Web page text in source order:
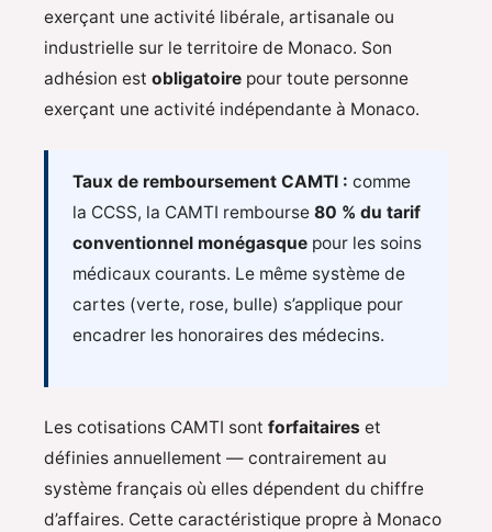
exerçant une activité libérale, artisanale ou
industrielle sur le territoire de Monaco. Son
adhésion est obligatoire pour toute personne
exerçant une activité indépendante à Monaco.
Taux de remboursement CAMTI : comme
la CCSS, la CAMTI rembourse 80 % du tarif
conventionnel monégasquepour les soins
médicaux courants. Le même système de
cartes (verte, rose, bulle) s’applique pour
encadrer les honoraires des médecins.
Les cotisations CAMTI sont forfaitaires et
définies annuellement — contrairement au
système français où elles dépendent du chiffre
d’affaires. Cette caractéristique propre à Monaco